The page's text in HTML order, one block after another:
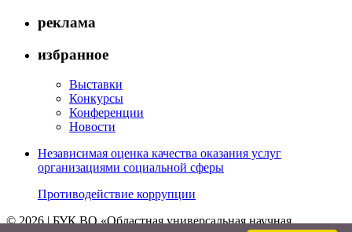
реклама
избранное
Выставки
Конкурсы
Конференции
Новости
Независимая оценка качества оказания услуг
организациями социальной сферы
Противодействие коррупции
© 2026 | БУК ВО «Областная универсальная научная